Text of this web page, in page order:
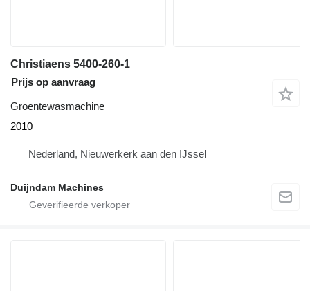
Christiaens 5400-260-1
Prijs op aanvraag
Groentewasmachine
2010
Nederland, Nieuwerkerk aan den IJssel
Duijndam Machines